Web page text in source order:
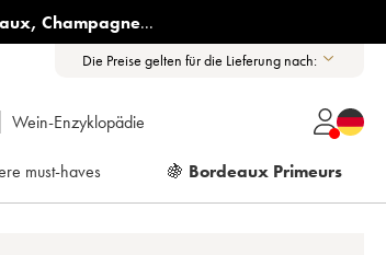
, Champagne...
Die Preise gelten für die Lieferung nach:
Wein-Enzyklopädie
must-haves 🍇 Bordeaux Primeurs